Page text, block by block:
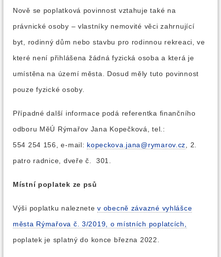
Nově se poplatková povinnost vztahuje také na
právnické osoby – vlastníky nemovité věci zahrnující
byt, rodinný dům nebo stavbu pro rodinnou rekreaci, ve
které není přihlášena žádná fyzická osoba a která je
umístěna na území města. Dosud měly tuto povinnost
pouze fyzické osoby.
Případné další informace podá referentka finančního
odboru MěÚ Rýmařov Jana Kopečková, tel.:
554 254 156, e-mail: kopeckova.jana@rymarov.cz , 2.
patro radnice, dveře č. 301.
Místní poplatek ze psů
Výši poplatku naleznetev obecně závazné vyhlášce
města Rýmařova č. 3/2019, o místních poplatcích,
poplatek je splatný do konce března 2022.